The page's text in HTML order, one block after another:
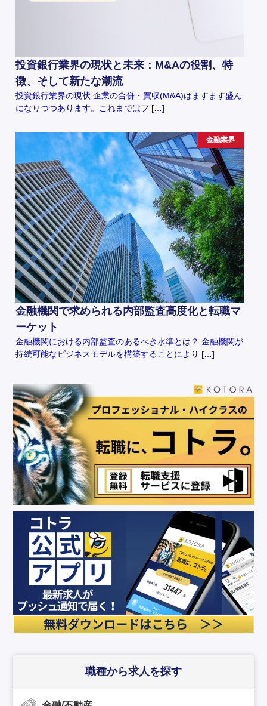
投資銀行業界の現状と未来：M&Aの役割、特
徴、そして新たな潮流
投資銀行業界の現状 企業の合併・買収(M&A)はますます盛ん
になりつつあります。これまではフ […]
金融業界
金融機関で求められる内部監査高度化と転職マ
ーケット
金融機関における内部監査のあるべき水準とは？ 金融機関が
持続可能なビジネスモデルを構築することにより […]
職種から求人を探す